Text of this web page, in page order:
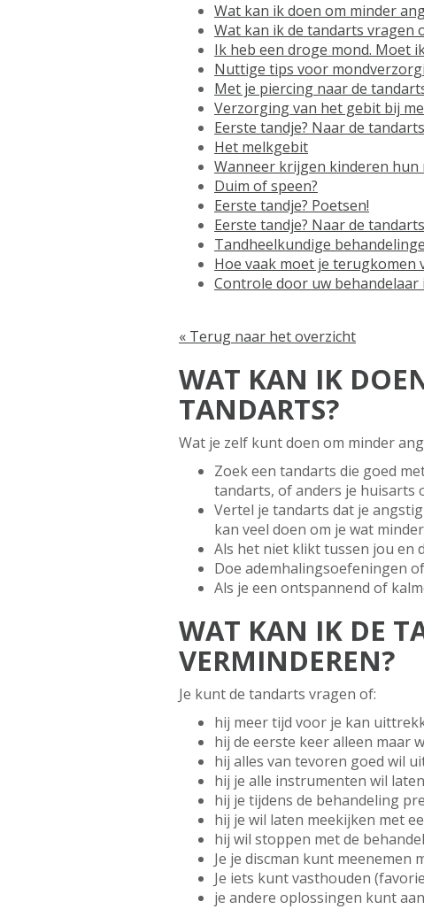
Wat kan ik doen om minder
Wat kan ik de tandarts vragen
Ik heb een droge mond. Moet
Nuttige tips voor
Met je piercing naar de
Verzorging van het gebit bij
Eerste tandje? Naar de
Het melkgebit
Wanneer krijgen kinderen hun
Duim of speen?
Eerste tandje? Poetsen!
Eerste tandje? Naar de
Tandheelkundige
Hoe vaak moet je terugkomen
Controle door uw
« Terug naar het overzicht
WAT KAN IK
TANDARTS?
Wat je zelf kunt doen om minder
Zoek een tandarts die goed
tandarts, of anders je huisarts
Vertel je tandarts dat je
kan veel doen om je wat
Als het niet klikt tussen jou en
Doe ademhalingsoefeningen
Als je een ontspannend of
WAT KAN IK DE
VERMINDEREN?
Je kunt de tandarts vragen of:
hij meer tijd voor je kan
hij de eerste keer alleen maar
hij alles van tevoren goed wil
hij je alle instrumenten wil
hij je tijdens de behandeling
hij je wil laten meekijken met
hij wil stoppen met de
Je je discman kunt meenemen
Je iets kunt vasthouden
je andere oplossingen kunt